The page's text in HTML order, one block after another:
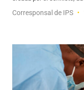
Corresponsal de IPS